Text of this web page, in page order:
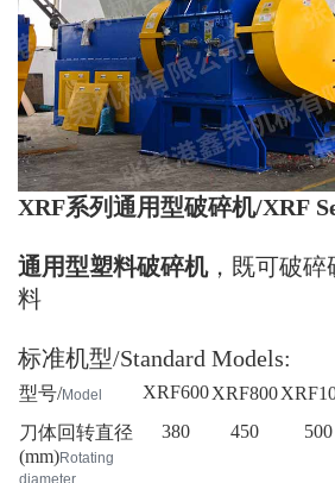
XRF系列通用型破碎机/XRF
通用型塑料破碎机，既可破碎
料
标准机型/Standard Models:
型号/Model XRF600XRF800
刀体回转直径
(mm)Rotating
380 450 500